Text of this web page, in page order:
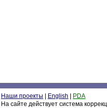
Наши проекты English
PDA
На сайте действует система